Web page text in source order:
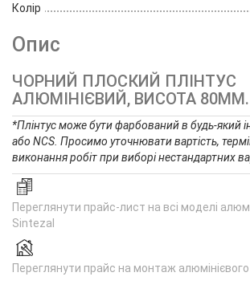
Колір
Опис
ЧОРНИЙ ПЛОСКИЙ ПЛІНТУС
АЛЮМІНІЄВИЙ, ВИСОТА 80ММ.
*Плінтус може бути фарбований в будь-який
або NCS. Просимо уточнювати вартість,
виконання робіт при виборі нестандартних
Переглянути прайс-лист на всі моделі
Sintezal
Переглянути прайс на монтаж алюмінієвого